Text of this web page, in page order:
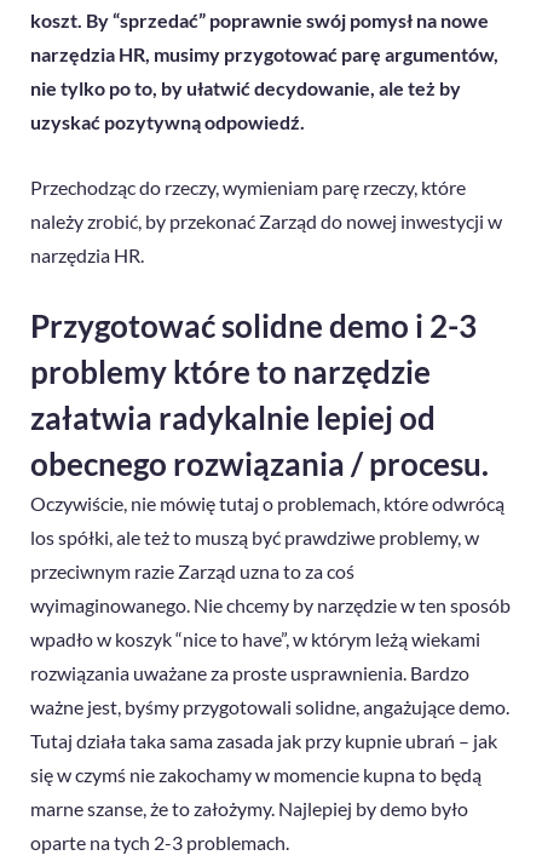
koszt. By “sprzedać” poprawnie swój pomysł na nowe
narzędzia HR, musimy przygotować parę argumentów,
nie tylko po to, by ułatwić decydowanie, ale też by
uzyskać pozytywną odpowiedź.
Przechodząc do rzeczy, wymieniam parę rzeczy, które
należy zrobić, by przekonać Zarząd do nowej inwestycji w
narzędzia HR.
Przygotować solidne demo i 2-3
problemy które to narzędzie
załatwia radykalnie lepiej od
obecnego rozwiązania / procesu.
Oczywiście, nie mówię tutaj o problemach, które odwrócą
los spółki, ale też to muszą być prawdziwe problemy, w
przeciwnym razie Zarząd uzna to za coś
wyimaginowanego. Nie chcemy by narzędzie w ten sposób
wpadło w koszyk “nice to have”, w którym leżą wiekami
rozwiązania uważane za proste usprawnienia. Bardzo
ważne jest, byśmy przygotowali solidne, angażujące demo.
Tutaj działa taka sama zasada jak przy kupnie ubrań – jak
się w czymś nie zakochamy w momencie kupna to będą
marne szanse, że to założymy. Najlepiej by demo było
oparte na tych 2-3 problemach.